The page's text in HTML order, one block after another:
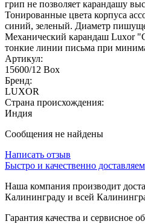
грип не позволяет карандашу
Тонированные цвета корпуса
синий, зеленый. Диаметр
Механический карандаш Luxor
тонкие линии письма при
Артикул:
15600/12 Box
Бренд:
LUXOR
Страна происхождения:
Индия
Сообщения не найдены
Написать отзыв
Быстро и качественно доставляем
Наша компания производит
Калининграду и всей
Гарантия качества и сервисное